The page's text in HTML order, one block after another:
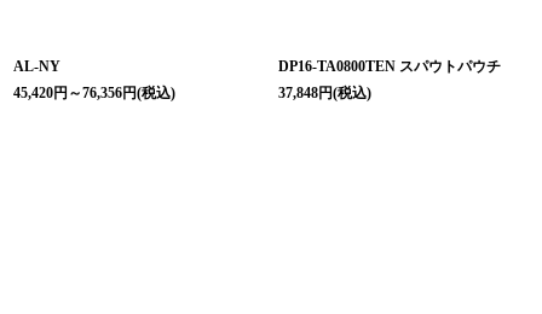
AL-NY
45,420円 ～76,356円(税込)
DP16-TA0800TEN スパウトパウチ
37,848円(税込)